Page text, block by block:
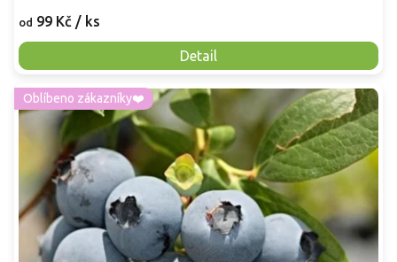
od 99 Kč / ks
Detail
Oblíbeno zákazníky❤️